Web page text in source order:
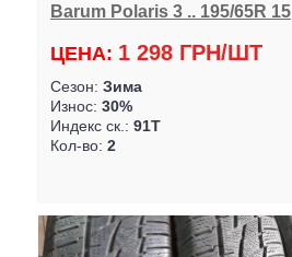
Barum Polaris 3 .. 195/65R 15
ЦЕНА: 1 298 ГРН/ШТ
Сезон: Зима
Износ: 30%
Индекс ск.: 91T
Кол-во: 2